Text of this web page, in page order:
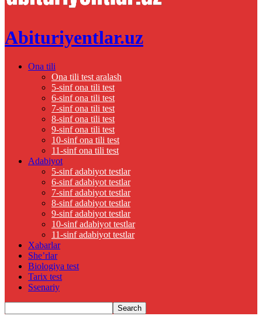
Abituriyentlar.uz
Ona tili
Ona tili test aralash
5-sinf ona tili test
6-sinf ona tili test
7-sinf ona tili test
8-sinf ona tili test
9-sinf ona tili test
10-sinf ona tili test
11-sinf ona tili test
Adabiyot
5-sinf adabiyot testlar
6-sinf adabiyot testlar
7-sinf adabiyot testlar
8-sinf adabiyot testlar
9-sinf adabiyot testlar
10-sinf adabiyot testlar
11-sinf adabiyot testlar
Xabarlar
She’rlar
Biologiya test
Tarix test
Ssenariy